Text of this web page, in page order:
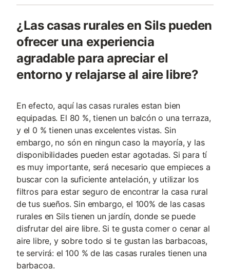
¿Las casas rurales en Sils pueden
ofrecer una experiencia
agradable para apreciar el
entorno y relajarse al aire libre?
En efecto, aquí las casas rurales estan bien
equipadas. El 80 %, tienen un balcón o una terraza,
y el 0 % tienen unas excelentes vistas. Sin
embargo, no són en ningun caso la mayoría, y las
disponibilidades pueden estar agotadas. Si para tí
es muy importante, será necesario que empieces a
buscar con la suficiente antelación, y utilizar los
filtros para estar seguro de encontrar la casa rural
de tus sueños. Sin embargo, el 100% de las casas
rurales en Sils tienen un jardín, donde se puede
disfrutar del aire libre. Si te gusta comer o cenar al
aire libre, y sobre todo si te gustan las barbacoas,
te servirá: el 100 % de las casas rurales tienen una
barbacoa.